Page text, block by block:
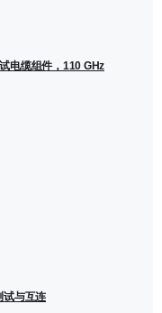
电缆组件，110 GHz
试与互连